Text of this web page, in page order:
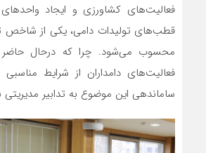
فعالیت‌های کشاورزی و ایجاد
قطب‌های تولیدات دامی، یکی از شاخص
محسوب می‌شود. چرا که درحال
فعالیت‌های دامداران از شرایط
ساماندهی این موضوع به تدابیر مدیریتی